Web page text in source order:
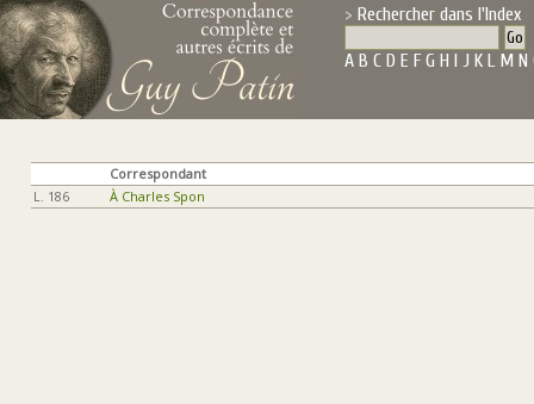
Rechercher dans l'Index
A B C D E F G H I J K L M N